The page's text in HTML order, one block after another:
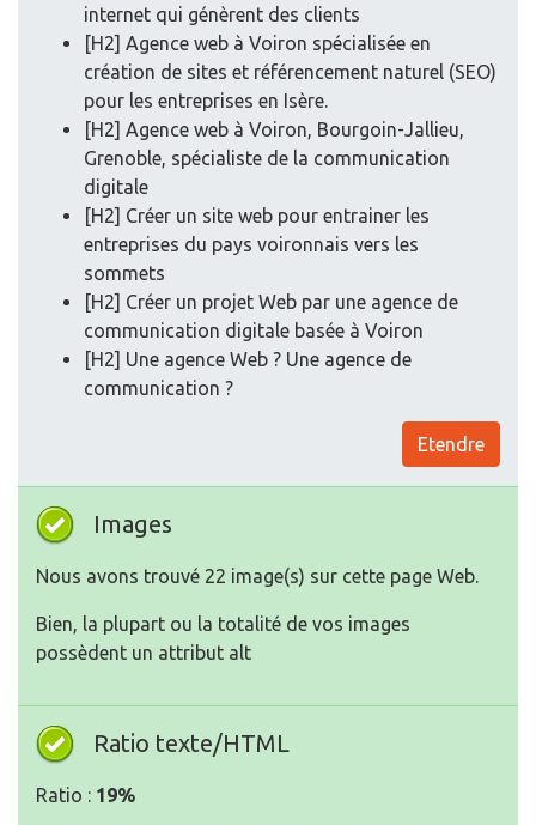
internet qui génèrent des clients
[H2] Agence web à Voiron spécialisée en
création de sites et référencement naturel (SEO)
pour les entreprises en Isère.
[H2] Agence web à Voiron, Bourgoin-Jallieu,
Grenoble, spécialiste de la communication
digitale
[H2] Créer un site web pour entrainer les
entreprises du pays voironnais vers les
sommets
[H2] Créer un projet Web par une agence de
communication digitale basée à Voiron
[H2] Une agence Web ? Une agence de
communication ?
Etendre
Images
Nous avons trouvé 22 image(s) sur cette page Web.
Bien, la plupart ou la totalité de vos images
possèdent un attribut alt
Ratio texte/HTML
Ratio : 19%